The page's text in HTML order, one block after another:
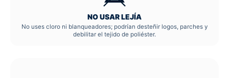
NO USAR LEJÍA
No uses cloro ni blanqueadores; podrían desteñir logos, parches y
debilitar el tejido de poliéster.